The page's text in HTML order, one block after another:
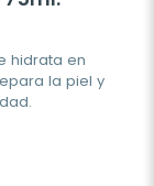
hidrata en
la piel y